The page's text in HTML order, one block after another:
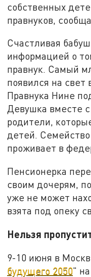
собственных
правнуков,
Счастливая
информацией о
правнук. Самый
появился на свет
Правнука Нине
Девушка вместе
родители,
детей.
проживает в
Пенсионерка
своим дочерям,
уже не может
взята под опеку
Нельзя
9-10 июня в
будущего 2050"